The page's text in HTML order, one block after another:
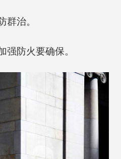
群治。
强防火要确保。